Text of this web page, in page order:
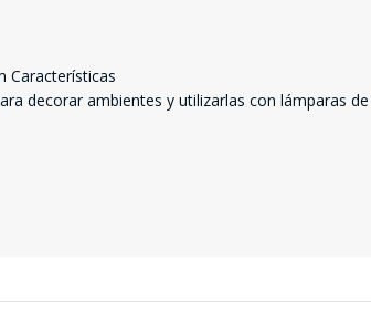
Características
decorar ambientes y utilizarlas con lámparas
FINALIZÁ TU COMPRA